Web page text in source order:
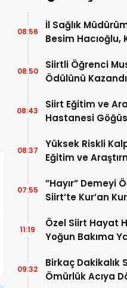
İl Sağlık
Besim Hacıoğlu,
08:56
Siirtli Öğrenci
Ödülünü Kazandı
08:50
Siirt Eğitim ve
Hastanesi
“Akciğer
Kanser Anlamına
08:43
Yüksek Riskli
Eğitim ve
Edildi
08:37
”Hayır” Demeyi
Siirt’te Kur’an
07:55
Özel Siirt Hayat
Yoğun Bakıma
11:19
Birkaç Dakikalık
Ömürlük Acıya
09:32